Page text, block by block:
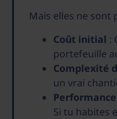
Mais elles ne sont
Coût initial :
portefeuille
Complexité
un vrai
Si tu habites